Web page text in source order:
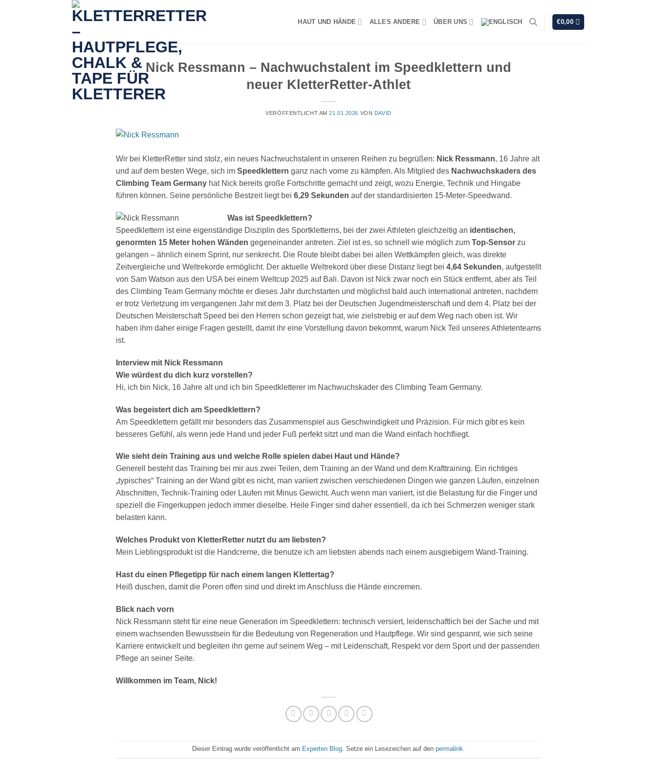
HAUT UND HÄNDE ALLES ANDERE ÜBER UNS €0,00
Nick Ressmann – Nachwuchstalent im Speedklettern und
neuer KletterRetter-Athlet
VERÖFFENTLICHT AM21.01.2026 VON DAVID
Wir bei KletterRetter sind stolz, ein neues Nachwuchstalent in unseren Reihen zu begrüßen: Nick Ressmann, 16 Jahre alt
und auf dem besten Wege, sich im Speedklettern ganz nach vorne zu kämpfen. Als Mitglied des Nachwuchskaders des
Climbing Team Germany hat Nick bereits große Fortschritte gemacht und zeigt, wozu Energie, Technik und Hingabe
führen können. Seine persönliche Bestzeit liegt bei 6,29 Sekunden auf der standardisierten 15-Meter-Speedwand.
Was ist Speedklettern?
Speedklettern ist eine eigenständige Disziplin des Sportkletterns, bei der zwei Athleten gleichzeitig an identischen,
genormten 15 Meter hohen Wänden gegeneinander antreten. Ziel ist es, so schnell wie möglich zum Top-Sensor zu
gelangen – ähnlich einem Sprint, nur senkrecht. Die Route bleibt dabei bei allen Wettkämpfen gleich, was direkte
Zeitvergleiche und Weltrekorde ermöglicht. Der aktuelle Weltrekord über diese Distanz liegt bei 4,64 Sekunden, aufgestellt
von Sam Watson aus den USA bei einem Weltcup 2025 auf Bali. Davon ist Nick zwar noch ein Stück entfernt, aber als Teil
des Climbing Team Germany möchte er dieses Jahr durchstarten und möglichst bald auch international antreten, nachdem
er trotz Verletzung im vergangenen Jahr mit dem 3. Platz bei der Deutschen Jugendmeisterschaft und dem 4. Platz bei der
Deutschen Meisterschaft Speed bei den Herren schon gezeigt hat, wie zielstrebig er auf dem Weg nach oben ist. Wir
haben ihm daher einige Fragen gestellt, damit ihr eine Vorstellung davon bekommt, warum Nick Teil unseres Athletenteams
ist.
Interview mit Nick Ressmann
Wie würdest du dich kurz vorstellen?
Hi, ich bin Nick, 16 Jahre alt und ich bin Speedkletterer im Nachwuchskader des Climbing Team Germany.
Was begeistert dich am Speedklettern?
Am Speedklettern gefällt mir besonders das Zusammenspiel aus Geschwindigkeit und Präzision. Für mich gibt es kein
besseres Gefühl, als wenn jede Hand und jeder Fuß perfekt sitzt und man die Wand einfach hochfliegt.
Wie sieht dein Training aus und welche Rolle spielen dabei Haut und Hände?
Generell besteht das Training bei mir aus zwei Teilen, dem Training an der Wand und dem Krafttraining. Ein richtiges
„typisches“ Training an der Wand gibt es nicht, man variiert zwischen verschiedenen Dingen wie ganzen Läufen, einzelnen
Abschnitten, Technik-Training oder Läufen mit Minus Gewicht. Auch wenn man variiert, ist die Belastung für die Finger und
speziell die Fingerkuppen jedoch immer dieselbe. Heile Finger sind daher essentiell, da ich bei Schmerzen weniger stark
belasten kann.
Welches Produkt von KletterRetter nutzt du am liebsten?
Mein Lieblingsprodukt ist die Handcreme, die benutze ich am liebsten abends nach einem ausgiebigem Wand-Training.
Hast du einen Pflegetipp für nach einem langen Klettertag?
Heiß duschen, damit die Poren offen sind und direkt im Anschluss die Hände eincremen.
Blick nach vorn
Nick Ressmann steht für eine neue Generation im Speedklettern: technisch versiert, leidenschaftlich bei der Sache und mit
einem wachsenden Bewusstsein für die Bedeutung von Regeneration und Hautpflege. Wir sind gespannt, wie sich seine
Karriere entwickelt und begleiten ihn gerne auf seinem Weg – mit Leidenschaft, Respekt vor dem Sport und der passenden
Pflege an seiner Seite.
Willkommen im Team, Nick!
Dieser Eintrag wurde veröffentlicht am Experten Blog . Setze ein Lesezeichen auf den permalink